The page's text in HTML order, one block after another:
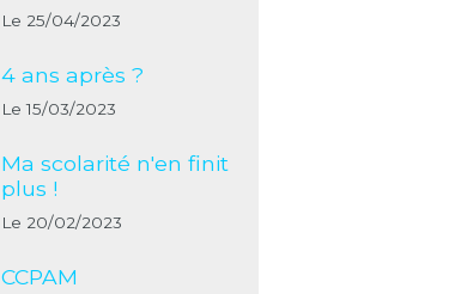
Le 25/04/2023
4 ans après ?
Le 15/03/2023
Ma scolarité n'en finit
plus !
Le 20/02/2023
CCPAM